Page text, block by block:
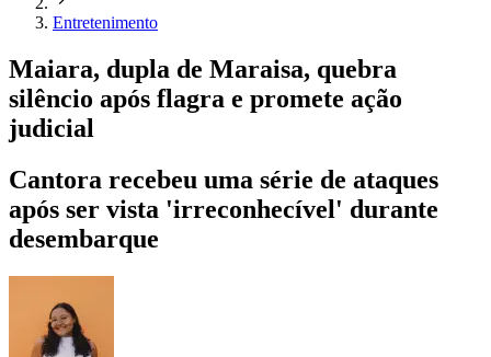
Entretenimento
Maiara, dupla de Maraisa, quebra
silêncio após flagra e promete ação
judicial
Cantora recebeu uma série de ataques
após ser vista 'irreconhecível' durante
desembarque